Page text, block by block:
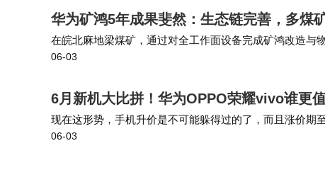
华为矿鸿5年成果斐然：生态链完善，多煤
在皖北麻地梁煤矿，通过对全工作面设备完成矿鸿改造与
采面机电设备在线管理率从 60% 提升至 100%，并整合巡
06-03
6月新机大比拼！华为OPPO荣耀vivo谁更
现在这形势，手机升价是不可能躲得过的了，而且涨价期
600Pro、vivo S60的信息，都放在图上面了，有需要的可
06-03